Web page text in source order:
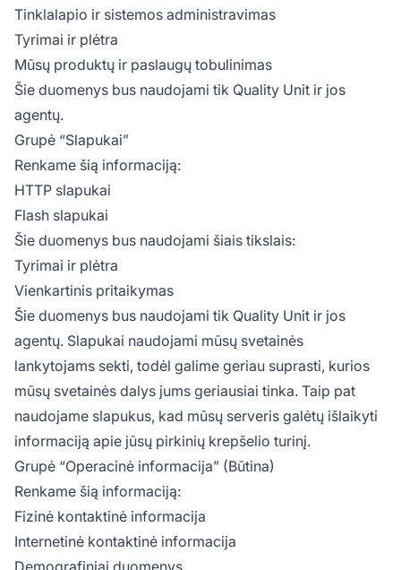
Tinklalapio ir sistemos administravimas
Tyrimai ir plėtra
Mūsų produktų ir paslaugų tobulinimas
Šie duomenys bus naudojami tik Quality Unit ir jos
agentų.
Grupė “Slapukai”
Renkame šią informaciją:
HTTP slapukai
Flash slapukai
Šie duomenys bus naudojami šiais tikslais:
Tyrimai ir plėtra
Vienkartinis pritaikymas
Šie duomenys bus naudojami tik Quality Unit ir jos
agentų. Slapukai naudojami mūsų svetainės
lankytojams sekti, todėl galime geriau suprasti, kurios
mūsų svetainės dalys jums geriausiai tinka. Taip pat
naudojame slapukus, kad mūsų serveris galėtų išlaikyti
informaciją apie jūsų pirkinių krepšelio turinį.
Grupė “Operacinė informacija” (Būtina)
Renkame šią informaciją:
Fizinė kontaktinė informacija
Internetinė kontaktinė informacija
Demografiniai duomenys